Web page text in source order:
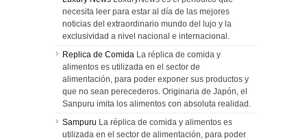
necesita leer para estar al día de las mejores
noticias del extraordinario mundo del lujo y la
exclusividad a nivel nacional e internacional.
Replica de Comida La réplica de comida y
alimentos es utilizada en el sector de
alimentación, para poder exponer sus productos y
que no sean perecederos. Originaria de Japón, el
Sanpuru imita los alimentos con absoluta realidad.
Sampuru La réplica de comida y alimentos es
utilizada en el sector de alimentación, para poder